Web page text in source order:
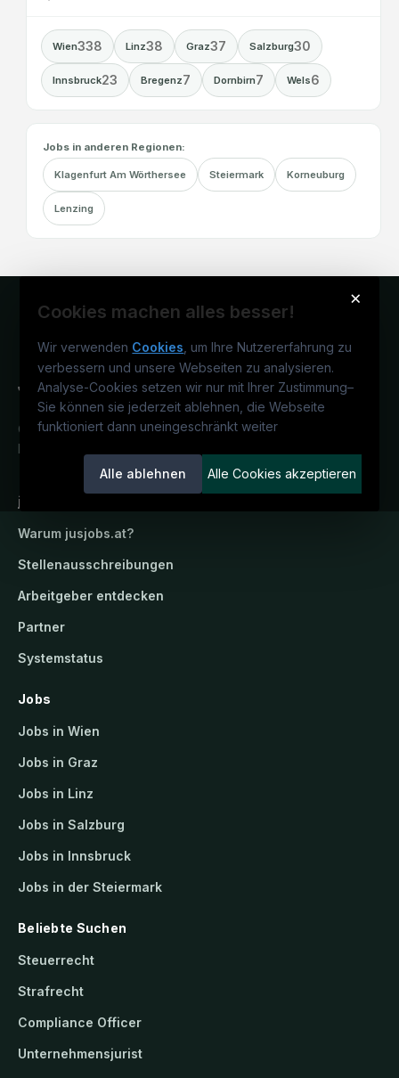
Wien338 Linz38 Graz37 Salzburg30
Innsbruck23 Bregenz7 Dornbirn7 Wels6
Jobs in anderen Regionen:
Klagenfurt Am Wörthersee Steiermark Korneuburg
Lenzing
×
Cookies machen alles besser!
Wir verwenden Cookies , um Ihre Nutzererfahrung zu
verbessern und unsere Webseiten zu analysieren.
Analyse-Cookies setzen wir nur mit Ihrer Zustimmung–
Sie können sie jederzeit ablehnen, die Webseite
funktioniert dann uneingeschränkt weiter
Alle ablehnen Alle Cookies akzeptieren
Österreichs juristisches Karriereportal.
Ein Service der candidatis GmbH.
jusjobs.at
Warum jusjobs.at?
Stellenausschreibungen
Arbeitgeber entdecken
Partner
Systemstatus
Jobs
Jobs in Wien
Jobs in Graz
Jobs in Linz
Jobs in Salzburg
Jobs in Innsbruck
Jobs in der Steiermark
Beliebte Suchen
Steuerrecht
Strafrecht
Compliance Officer
Unternehmensjurist